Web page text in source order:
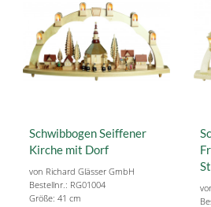
Schwibbogen Seiffener
Kirche mit Dorf
von Richard Glässer GmbH
Bestellnr.: RG01004
Größe: 41 cm